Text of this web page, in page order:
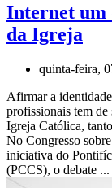
Internet um
da Igreja
quinta-feira,
Afirmar a
profissionais tem
Igreja Católica,
No Congresso
iniciativa do
(PCCS), o debate ...